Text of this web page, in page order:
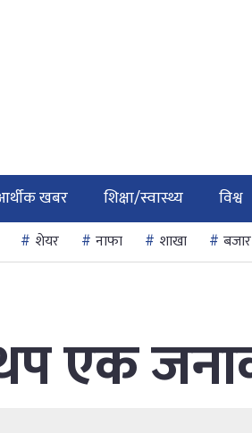
खबर शिक्षा/स्वास्थ्य विश्व
शेयर नाफा शाखा बजार
एक